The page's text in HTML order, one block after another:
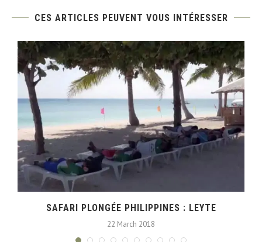
CES ARTICLES PEUVENT VOUS INTÉRESSER
SAFARI PLONGÉE PHILIPPINES : LEYTE
22 March 2018